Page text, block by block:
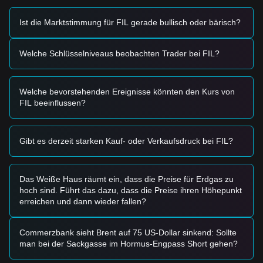
globalen Risikobereitschaft wirken sich erheblich auf die
Kursbewegung von FIL aus.
Trading-Signale
Auf Grundlage der aktuellen technischen Struktur und des
Orientierung bereitgestellt:
• Wenn sich der Filecoin-Preis3,25 $ - 3,30 $annähert und
Anzeichen einer Erholung zeigt, kann sich kurzfristig eine
• Wenn der Filecoin-Preis bei deutlicher Ausweitung des
Volumens über3,88 $ausbricht, könnte dies eine neue
in eine kurzfristige Korrekturphase eintreten, in der
möglicherweise niedrigere Liquiditätszonen getestet werden.
Basierend auf der aktuellen Marktstruktur empfehlen
Analysten die folgenden Strategien:
Konservative Anleger
Ist die Marktstimmung für FIL gerade bullisch oder bärisch?
Welche Schlüsselniveaus beobachten Trader bei FIL?
Welche bevorstehenden Ereignisse könnten den Kurs von
FIL beeinflussen?
Gibt es derzeit starken Kauf- oder Verkaufsdruck bei FIL?
Das Weiße Haus räumt ein, dass die Preise für Erdgas zu
hoch sind. Führt das dazu, dass die Preise ihren Höhepunkt
erreichen und dann wieder fallen?
Commerzbank sieht Brent auf 75 US-Dollar sinkend: Sollte
man bei der Sackgasse im Hormus-Engpass Short gehen?